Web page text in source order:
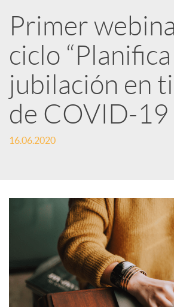
R
e
d
e
o
c
Primer
ciclo
jubilación en
de COVID-19
16.06.2020